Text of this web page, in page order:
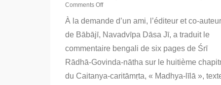
Comments Off
Prema-
vilasa-
:
le
jeu
divin
À la demande d’un ami, l’éditeur et co-auteur
de Bābājī, Navadvīpa Dāsa Jī, a traduit le
commentaire bengali de six pages de Śrī
Rādhā-Govinda-nātha sur le huitième
du Caitanya-caritāmṛta, « Madhya-līlā »,